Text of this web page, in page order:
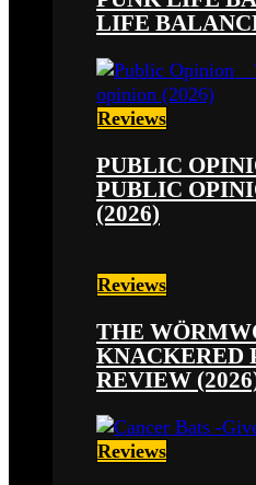
LIFE
Reviews
PUBLIC
PUBLIC
(2026)
Reviews
THE
KNACKERED
REVIEW
Reviews